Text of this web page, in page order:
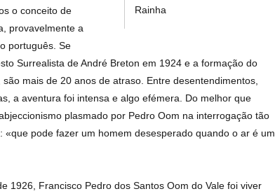
Rainha
o conceito de
provavelmente a
português. Se
Surrealista de André Breton em 1924 e a formação do
mais de 20 anos de atraso. Entre desentendimentos,
a aventura foi intensa e algo efémera. Do melhor que
plasmado por Pedro Oom na interrogação tão
«que pode fazer um homem desesperado quando o ar é um
1926, Francisco Pedro dos Santos Oom do Vale foi viver